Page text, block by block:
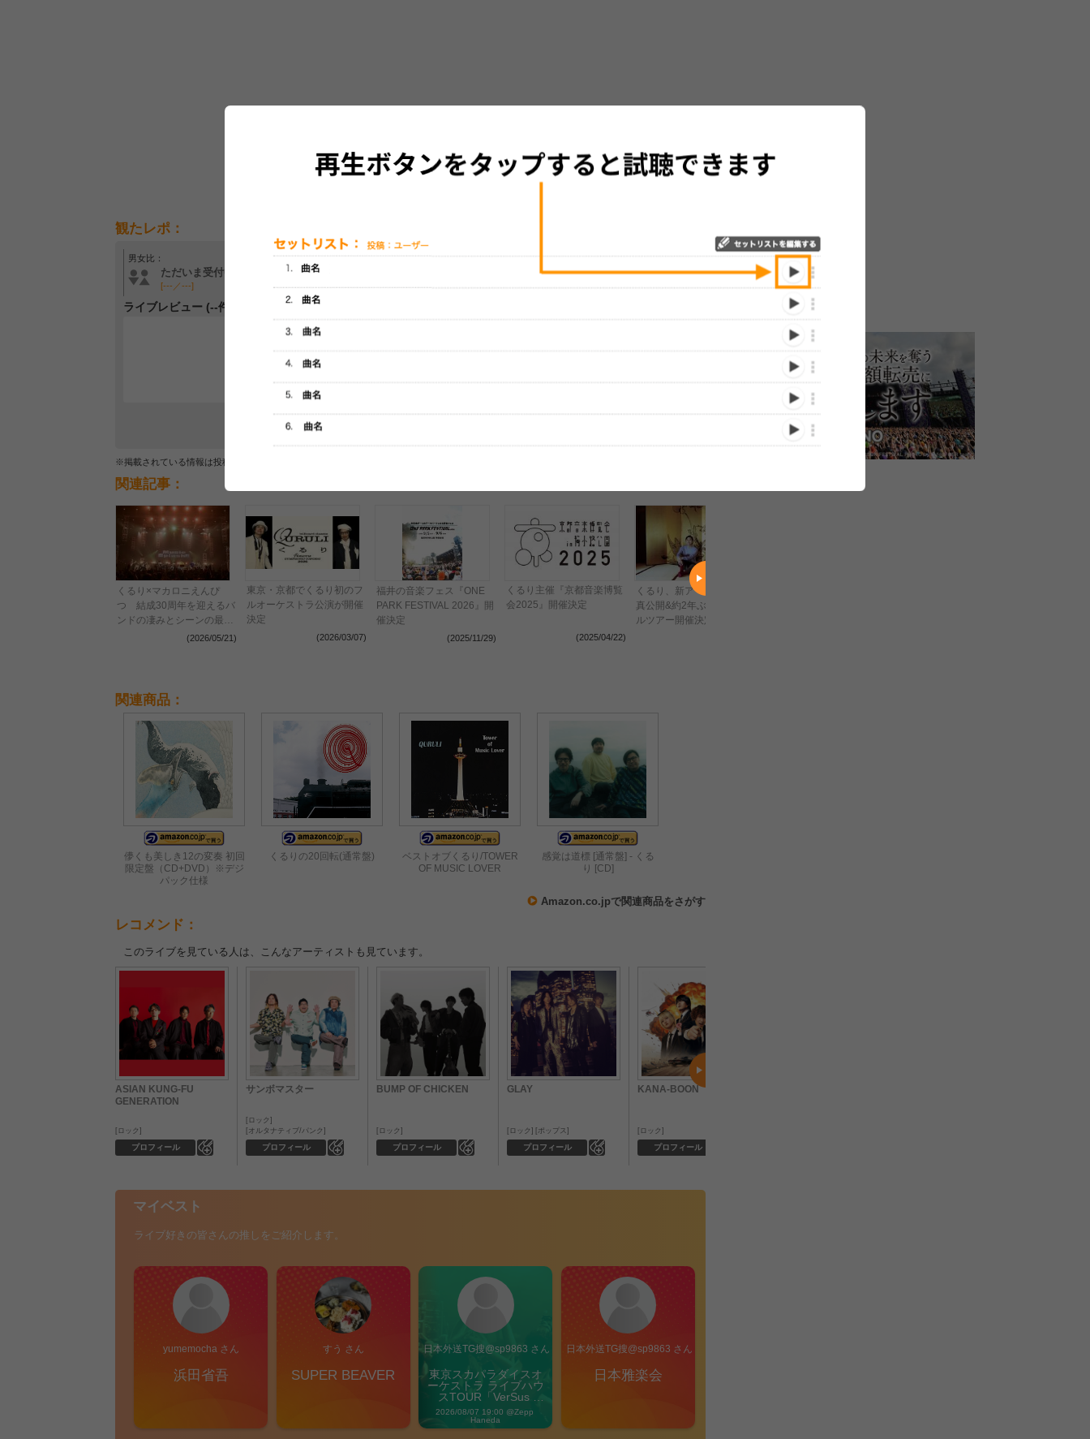
観たレポ：
男女比：
ただいま受付中です
[---／---]
年齢層：
ただいま受付中です
[---／---]
グッズの待ち時間：
[---／---]
観たレポを投稿する
ライブレビュー (--件)
最初のレビューを投稿してみませんか？
※掲載されている情報は投稿されたデータを集計したもので、実際のライブとは異なる場合があります。
関連記事：
くるり×マカロニえんぴ
つ 結成30周年を迎えるバ
ンドの凄みとシーンの最前
線で飛躍を遂げてきたバン
(2026/05/21)
東京・京都でくるり初のフ
ルオーケストラ公演が開催
決定
(2026/03/07)
福井の音楽フェス『ONE
PARK FESTIVAL 2026』開
催決定
(2025/11/29)
くるり主催『京都音楽博覧
会2025』開催決定
(2025/04/22)
くるり、新アーティスト写
真公開&約2年ぶりのホー
ルツアー開催決定
関連商品：
儚くも美しき12の変奏 初回
限定盤（CD+DVD）※デジ
パック仕様
くるりの20回転(通常盤)
ベストオブくるり/TOWER
OF MUSIC LOVER
感覚は道標 [通常盤] - くる
り [CD]
Amazon.co.jpで関連商品をさがす
レコメンド：
このライブを見ている人は、こんなアーティストも見ています。
ASIAN KUNG-FU
GENERATION
プロフィール
ロック
サンボマスター
プロフィール
ロック
オルタナティブ/パンク
BUMP OF CHICKEN
プロフィール
ロック
GLAY
プロフィール
ロック ポップス
KANA-BOON
プロフィール
ロック
マイベスト
ライブ好きの皆さんの推しをご紹介します。
yumemocha さん
浜田省吾
すう さん
SUPER BEAVER
日本外送TG搜@sp9863 さん
東京スカパラダイスオ
ーケストラ ライブハウ
スTOUR「VerSus
Carnival」
2026/08/07 19:00 @Zepp
Haneda
日本外送TG搜@sp9863 さん
日本雅楽会